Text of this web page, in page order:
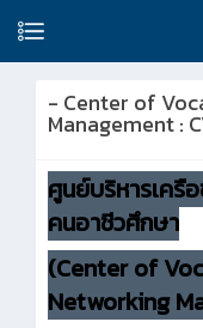
- Center of
Management :
ศูนย์บริหารเค
คนอาชีวศึกษา
(Center of
Networking